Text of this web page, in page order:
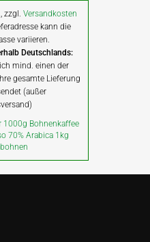
zzgl.Versandkosten
kann die
variieren.
Deutschlands:
mind. einen der
gesamte Lieferung
(außer
1000g Bohnenkaffee
70% Arabica 1kg